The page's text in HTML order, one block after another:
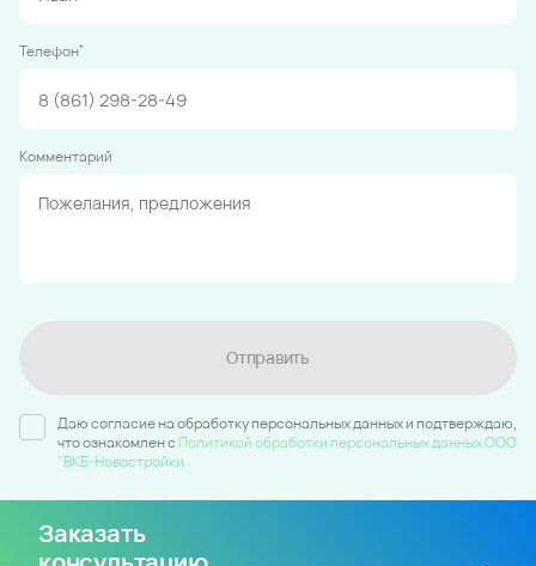
Телефон*
Комментарий
Отправить
Даю согласие на обработку персональных данных и подтверждаю,
что ознакомлен c Политикой обработки персональных данных ООО
"ВКБ-Новостройки
Заказать